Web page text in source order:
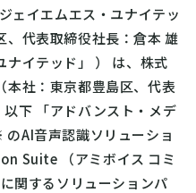
ェイエムエス・ユナイテッ
、代表取締役社長：倉本 雄
ナイテッド」 ） は、株式
本社：東京都豊島区、代表
下 「アドバンスト・メデ
AI音声認識ソリューショ
Suite （アミボイス コミ
関するソリューションパ